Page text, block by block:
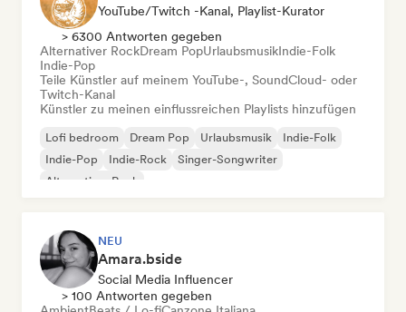
YouTube/Twitch -Kanal, Playlist-Kurator
> 6300 Antworten gegeben
Alternativer RockDream PopUrlaubsmusikIndie-Folk
Indie-Pop
Teile Künstler auf meinem YouTube-, SoundCloud- oder
Twitch-Kanal
Künstler zu meinen einflussreichen Playlists hinzufügen
Lofi bedroom Dream Pop Urlaubsmusik
Indie-Folk
Indie-Pop
Indie-Rock
Singer-Songwriter
Alternativer Rock
NEU
Amara.bside
Social Media Influencer
> 100 Antworten gegeben